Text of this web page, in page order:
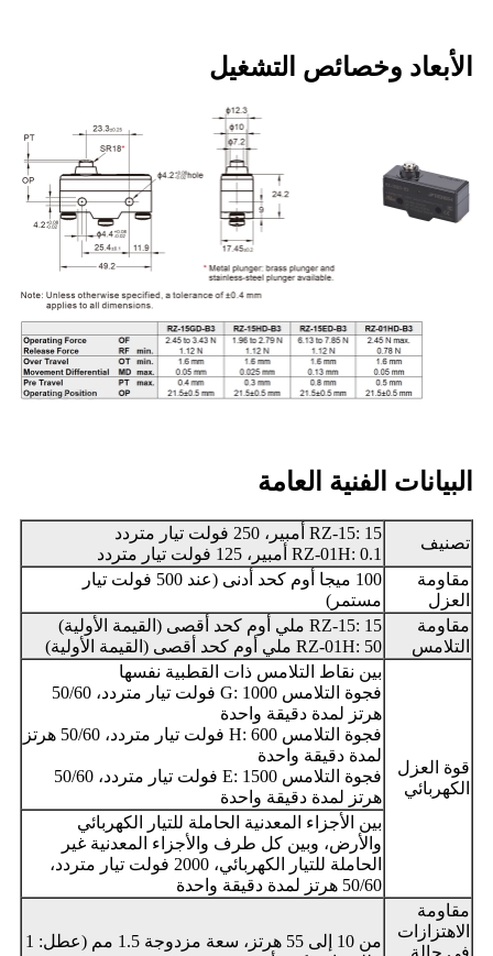
الأبعاد وخصائص التشغيل
البيانات الفنية العامة
تصنيف
RZ-15: 15 أمبير، 250 فولت تيار متردد
RZ-01H: 0.1 أمبير، 125 فولت تيار متردد
مقاومة
العزل
100 ميجا أوم كحد أدنى (عند 500 فولت تيار
مستمر)
مقاومة
التلامس
RZ-15: 15 ملي أوم كحد أقصى (القيمة الأولية)
RZ-01H: 50 ملي أوم كحد أقصى (القيمة الأولية)
قوة العزل
الكهربائي
بين نقاط التلامس ذات القطبية نفسها
فجوة التلامس G: 1000 فولت تيار متردد، 50/60
هرتز لمدة دقيقة واحدة
فجوة التلامس H: 600 فولت تيار متردد، 50/60 هرتز
لمدة دقيقة واحدة
فجوة التلامس E: 1500 فولت تيار متردد، 50/60
هرتز لمدة دقيقة واحدة
بين الأجزاء المعدنية الحاملة للتيار الكهربائي
والأرض، وبين كل طرف والأجزاء المعدنية غير
الحاملة للتيار الكهربائي، 2000 فولت تيار متردد،
50/60 هرتز لمدة دقيقة واحدة
مقاومة
الاهتزازات
من 10 إلى 55 هرتز، سعة مزدوجة 1.5 مم (عطل: 1